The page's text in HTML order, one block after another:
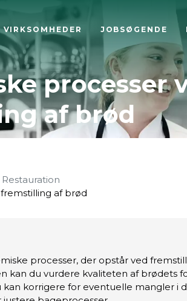
VIRKSOMHEDER JOBSØGENDE
processer
af brød
af brød
processer, der opstår ved
kan du vurdere kvaliteten af brødets
kan korrigere for eventuelle mangler i